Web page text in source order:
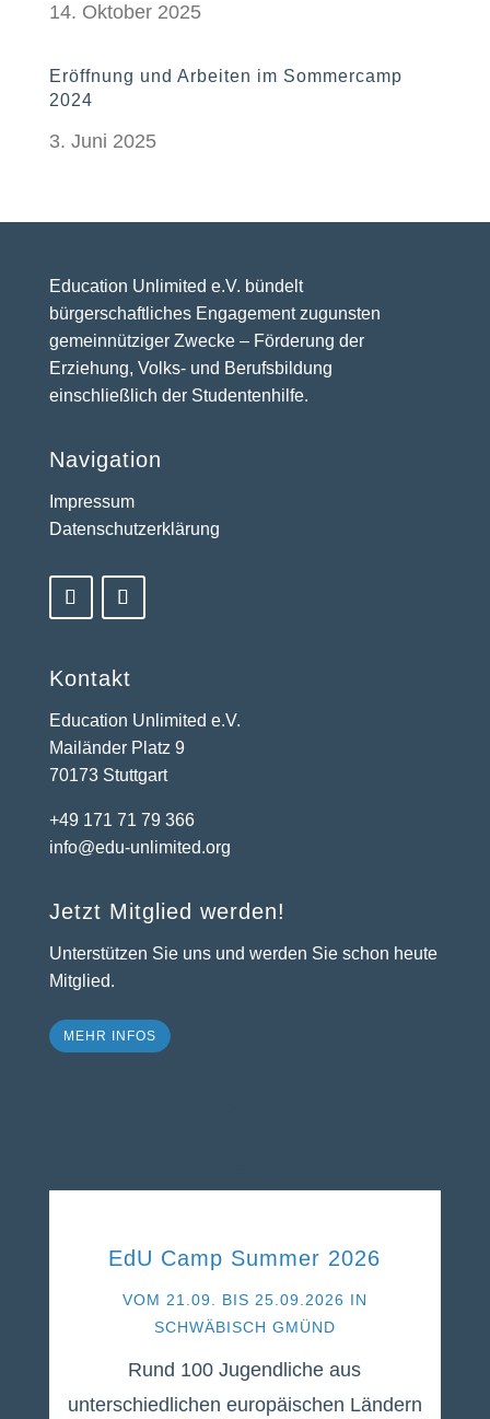
14. Oktober 2025
Eröffnung und Arbeiten im Sommercamp
2024
3. Juni 2025
Education Unlimited e.V. bündelt
bürgerschaftliches Engagement zugunsten
gemeinnütziger Zwecke – Förderung der
Erziehung, Volks- und Berufsbildung
einschließlich der Studentenhilfe.
Navigation
Impressum
Datenschutzerklärung
Kontakt
Education Unlimited e.V.
Mailänder Platz 9
70173 Stuttgart
+49 171 71 79 366
info@edu-unlimited.org
Jetzt Mitglied werden!
Unterstützen Sie uns und werden Sie schon heute
Mitglied.
MEHR INFOS
EdU Camp Summer 2026
VOM 21.09. BIS 25.09.2026 IN
SCHWÄBISCH GMÜND
Rund 100 Jugendliche aus
unterschiedlichen europäischen Ländern